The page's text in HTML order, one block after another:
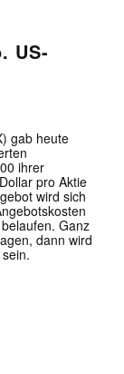
✕
US-
gab heute
ihrer
pro Aktie
wird sich
Ganz
dann wird